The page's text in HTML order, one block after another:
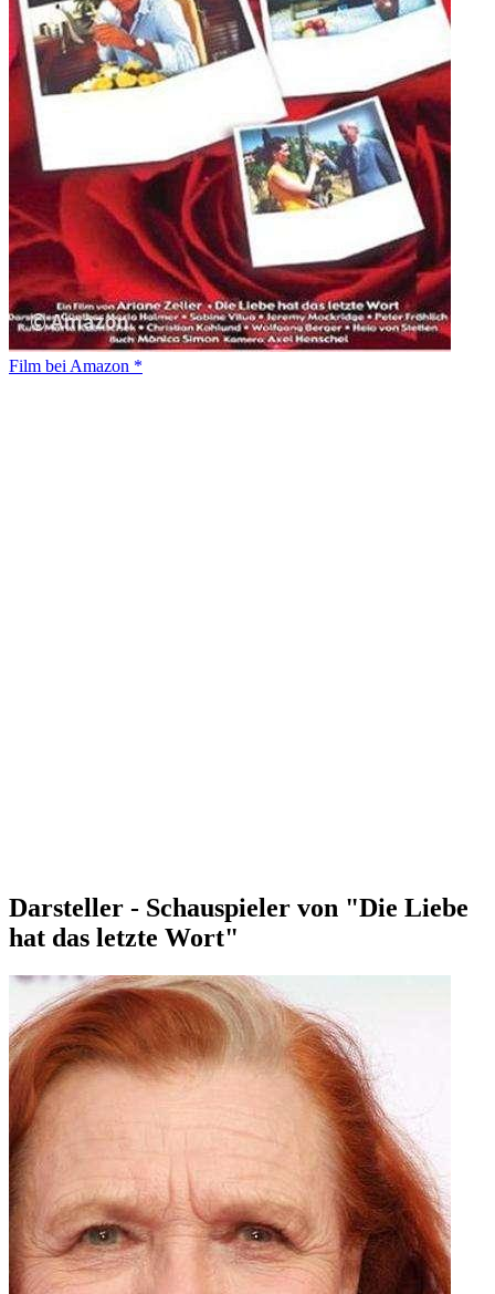
Film bei Amazon *
Darsteller - Schauspieler von "Die Liebe
hat das letzte Wort"